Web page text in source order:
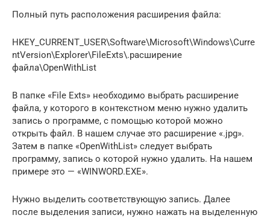
Полный путь расположения расширения файла:
HKEY_CURRENT_USER\Software\Microsoft\Windows\Curre
ntVersion\Explorer\FileExts\.расширение
файла\OpenWithList
В папке «File Exts» необходимо выбрать расширение
файла, у которого в контекстном меню нужно удалить
запись о программе, с помощью которой можно
открыть файл. В нашем случае это расширение «.jpg».
Затем в папке «OpenWithList» следует выбрать
программу, запись о которой нужно удалить. На нашем
примере это — «WINWORD.EXE».
Нужно выделить соответствующую запись. Далее
после выделения записи, нужно нажать на выделенную